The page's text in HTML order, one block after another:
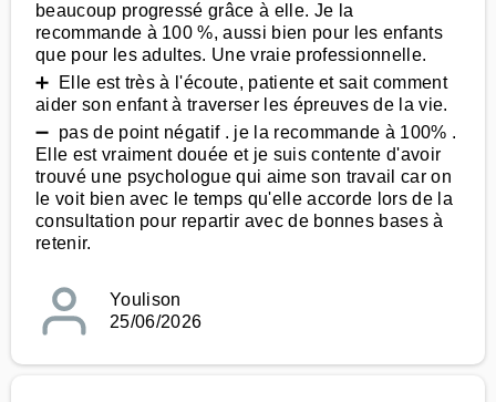
beaucoup progressé grâce à elle. Je la
recommande à 100 %, aussi bien pour les enfants
que pour les adultes. Une vraie professionnelle.
➕ Elle est très à l'écoute, patiente et sait comment
aider son enfant à traverser les épreuves de la vie.
➖ pas de point négatif . je la recommande à 100% .
Elle est vraiment douée et je suis contente d'avoir
trouvé une psychologue qui aime son travail car on
le voit bien avec le temps qu'elle accorde lors de la
consultation pour repartir avec de bonnes bases à
retenir.
Youlison
25/06/2026